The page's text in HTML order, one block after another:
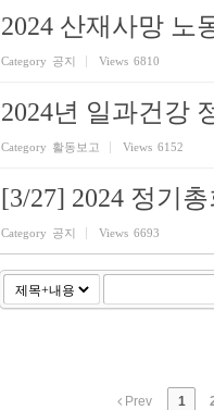
2024 산재사망 노
Category 공지 Views 6810
2024년 일과건강
Category 활동보고 Views 6152
[3/27] 2024 정기
Category 공지 Views 6693
Prev 1